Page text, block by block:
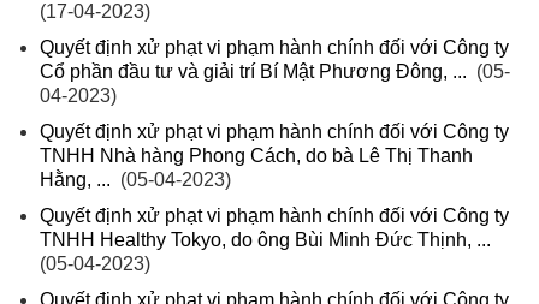
(17-04-2023)
Quyết định xử phạt vi phạm hành chính đối với Công ty
Cổ phần đầu tư và giải trí Bí Mật Phương Đông, ... (05-
04-2023)
Quyết định xử phạt vi phạm hành chính đối với Công ty
TNHH Nhà hàng Phong Cách, do bà Lê Thị Thanh
Hằng, ... (05-04-2023)
Quyết định xử phạt vi phạm hành chính đối với Công ty
TNHH Healthy Tokyo, do ông Bùi Minh Đức Thịnh, ...
(05-04-2023)
Quyết định xử phạt vi phạm hành chính đối với Công ty